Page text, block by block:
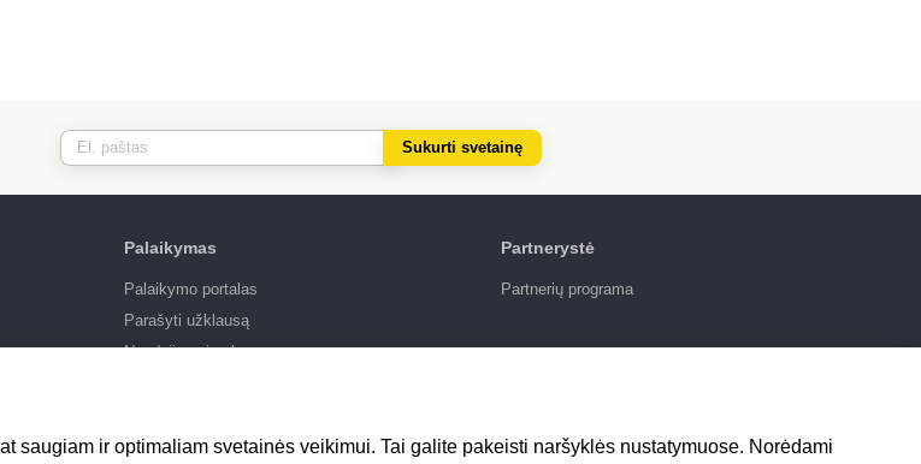
Sukurti svetainę
Palaikymas
Palaikymo portalas
Parašyti užklausą
Naudojimosi sąlygos
Partnerystė
Partnerių programa
ir optimaliam svetainės veikimui. Tai galite pakeisti naršyklės nustatymuose. Norėdami